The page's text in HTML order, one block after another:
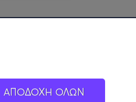
ΑΠΟΔΟΧΗ ΟΛΩΝ